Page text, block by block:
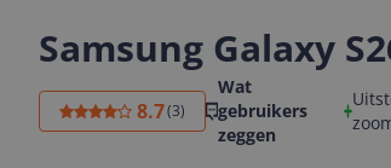
Samsung Galaxy
8.7(3)
Wat
gebruikers
zeggen